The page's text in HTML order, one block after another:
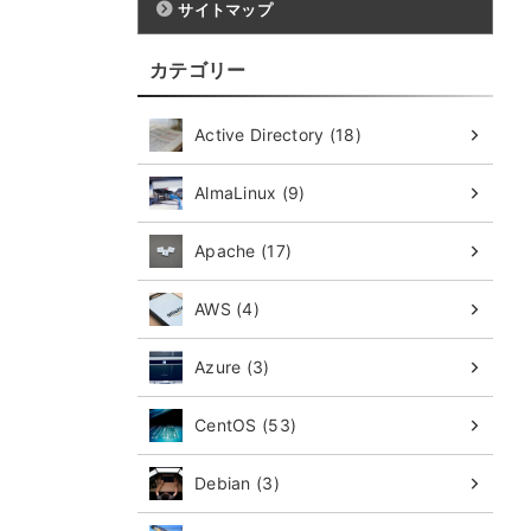
サイトマップ
カテゴリー
Active Directory (18)
AlmaLinux (9)
Apache (17)
AWS (4)
Azure (3)
CentOS (53)
Debian (3)